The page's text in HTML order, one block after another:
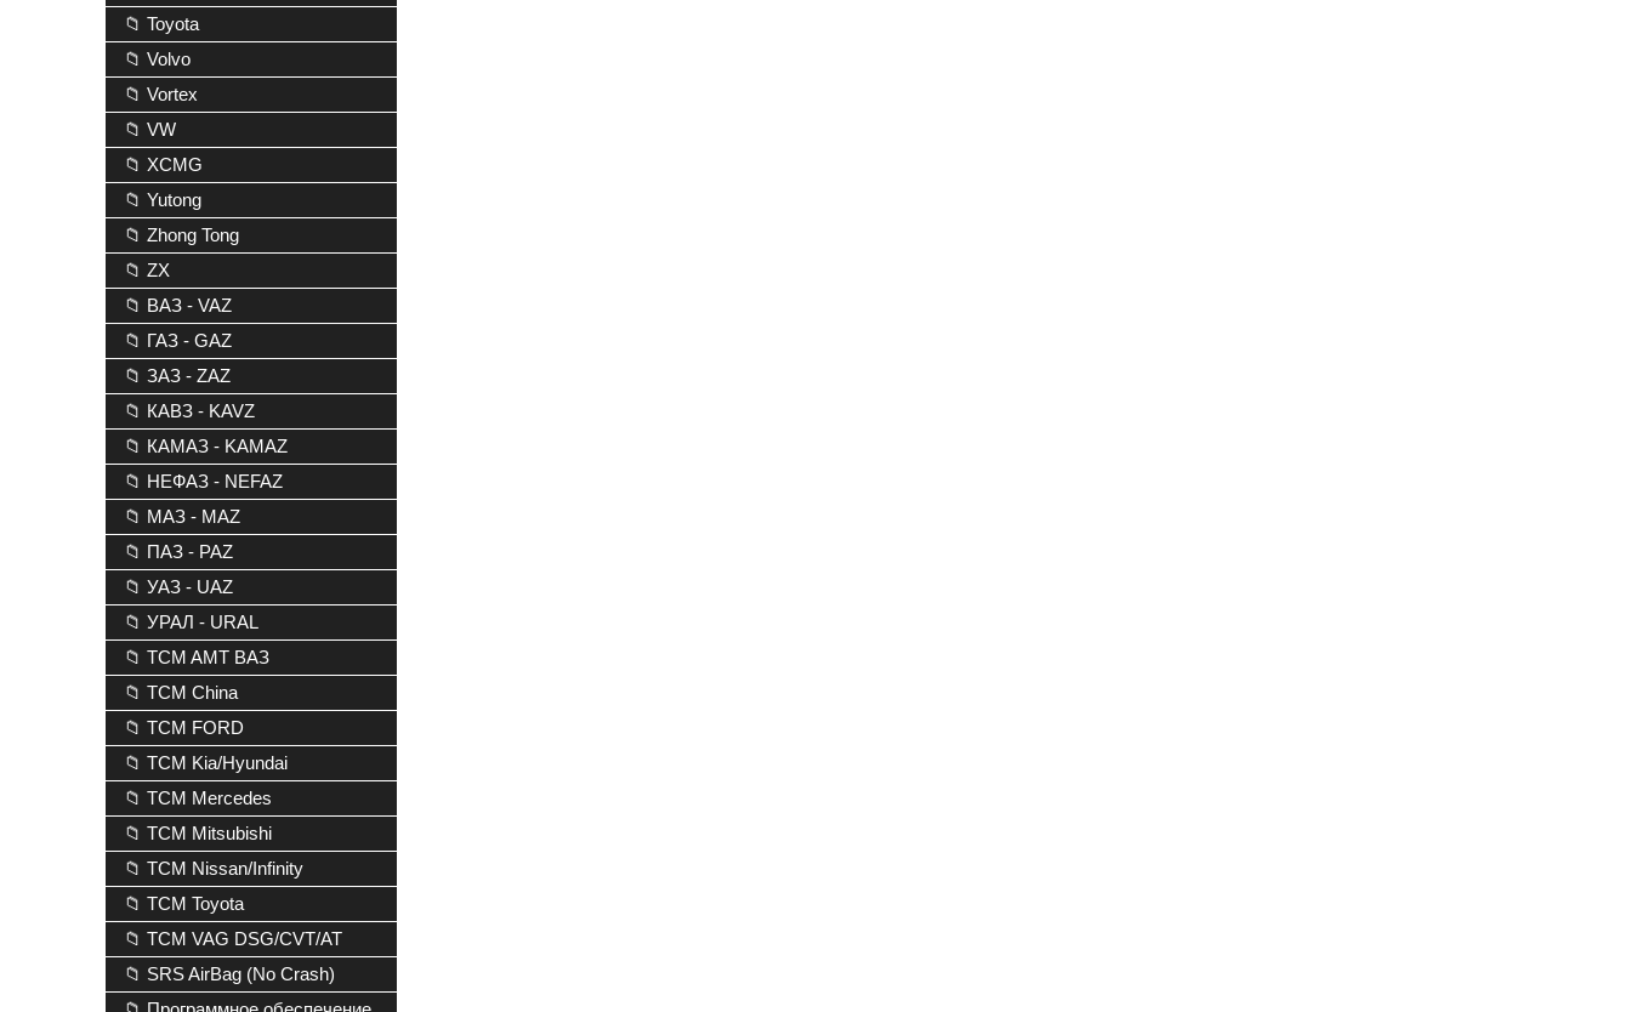
📁 Toyota
📁 Volvo
📁 Vortex
📁 VW
📁 XCMG
📁 Yutong
📁 Zhong Tong
📁 ZX
📁 ВАЗ - VAZ
📁 ГАЗ - GAZ
📁 ЗАЗ - ZAZ
📁 КАВЗ - KAVZ
📁 КАМАЗ - KAMAZ
📁 НЕФАЗ - NEFAZ
📁 МАЗ - MAZ
📁 ПАЗ - PAZ
📁 УАЗ - UAZ
📁 УРАЛ - URAL
📁 TCM AMT ВАЗ
📁 TCM China
📁 TCM FORD
📁 TCM Kia/Hyundai
📁 TCM Mercedes
📁 TCM Mitsubishi
📁 TCM Nissan/Infinity
📁 TCM Toyota
📁 TCM VAG DSG/CVT/AT
📁 SRS AirBag (No Crash)